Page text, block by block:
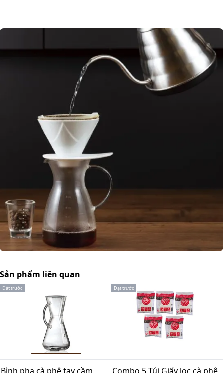
Sản phẩm liên quan
Đặt trước
Bình pha cà phê tay cầm
Đặt trước
Combo 5 Túi Giấy lọc cà phê